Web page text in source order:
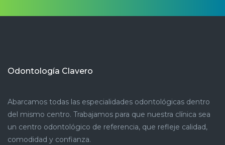
Odontología Clavero
Abarcamos todas las especialidades odontológicas dentro
del mismo centro. Trabajamos para que nuestra clínica sea
un centro odontológico de referencia, que refleje calidad,
comodidad y confianza.